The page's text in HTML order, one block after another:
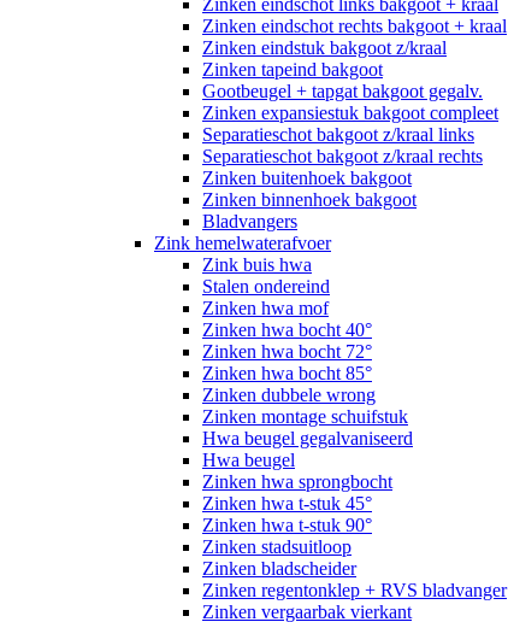
Zinken eindschot links bakgoot + kraal
Zinken eindschot rechts bakgoot + kraal
Zinken eindstuk bakgoot z/kraal
Zinken tapeind bakgoot
Gootbeugel + tapgat bakgoot gegalv.
Zinken expansiestuk bakgoot compleet
Separatieschot bakgoot z/kraal links
Separatieschot bakgoot z/kraal rechts
Zinken buitenhoek bakgoot
Zinken binnenhoek bakgoot
Bladvangers
Zink hemelwaterafvoer
Zink buis hwa
Stalen ondereind
Zinken hwa mof
Zinken hwa bocht 40°
Zinken hwa bocht 72°
Zinken hwa bocht 85°
Zinken dubbele wrong
Zinken montage schuifstuk
Hwa beugel gegalvaniseerd
Hwa beugel
Zinken hwa sprongbocht
Zinken hwa t-stuk 45°
Zinken hwa t-stuk 90°
Zinken stadsuitloop
Zinken bladscheider
Zinken regentonklep + RVS bladvanger
Zinken vergaarbak vierkant